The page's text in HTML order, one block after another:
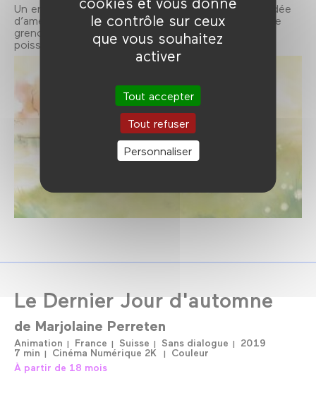
le contrôle sur ceux
que vous souhaitez
activer
Tout accepter
Tout refuser
Personnaliser
Un enfant va pêcher la carpe. Mais il a la mauvaise idée
d’amener avec lui son petit chien. Entre le chiot, une
grenouille, et un canard, pas facile d’attraper un
poisson…
Le Dernier Jour d'automne
de Marjolaine Perreten
Animation France Suisse Sans dialogue
2019
7 min
Cinéma Numérique 2K
Couleur
À partir de 18 mois